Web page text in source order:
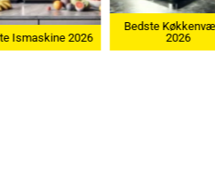
Bedste Køkkenvægte
2026
Bedste
2026